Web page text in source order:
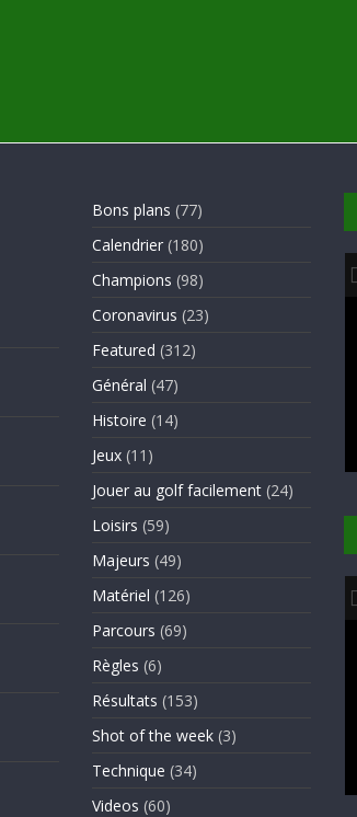
Bons plans (77)
Calendrier (180)
Champions (98)
Coronavirus (23)
Featured (312)
Général (47)
Histoire (14)
Jeux (11)
Jouer au golf facilement (24)
Loisirs (59)
Majeurs (49)
Matériel (126)
Parcours (69)
Règles (6)
Résultats (153)
Shot of the week (3)
Technique (34)
Videos (60)